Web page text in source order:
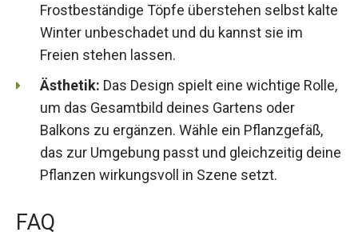
Frostbeständige Töpfe überstehen selbst kalte
Winter unbeschadet und du kannst sie im
Freien stehen lassen.
Ästhetik: Das Design spielt eine wichtige Rolle,
um das Gesamtbild deines Gartens oder
Balkons zu ergänzen. Wähle ein Pflanzgefäß,
das zur Umgebung passt und gleichzeitig deine
Pflanzen wirkungsvoll in Szene setzt.
FAQ